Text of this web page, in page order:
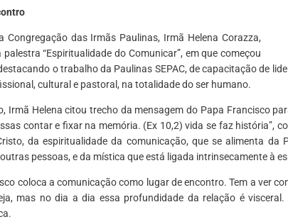
Congregação das Irmãs Paulinas, Irmã Helena Corazza,
“Espiritualidade do Comunicar”, em que começou
o trabalho da Paulinas SEPAC, de capacitação de
cultural e pastoral, na totalidade do ser humano.
Irmã Helena citou trecho da mensagem do Papa Francisco
contar e fixar na memória. (Ex 10,2) vida se faz história”,
da espiritualidade da comunicação, que se alimenta
pessoas, e da mística que está ligada intrinsecamente à
coloca a comunicação como lugar de encontro. Tem a ver
mas no dia a dia essa profundidade da relação é